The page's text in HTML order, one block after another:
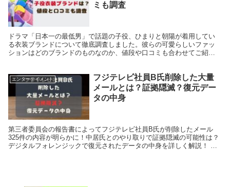
ミも調査
ドラマ「日本一の最低男」で話題の子役、ひまりと朝陽が着用してい
る衣装ブランドについて徹底調査しました。彼らの可愛らしいファッ
ションはどのブランドのものなのか、値段や口コミも合わせてご紹介
エンターテイメント
フジテレビ社員B氏削除した大量
メールとは？証拠隠滅？復元デー
タの中身
第三者委員会の報告書によってフジテレビ社員B氏が削除したメール
325件の内容が明らかに！中居氏とのやり取りで証拠隠滅の可能性は？
デジタルフォレンジックで復元されたデータの中身を詳しく解説！ フ